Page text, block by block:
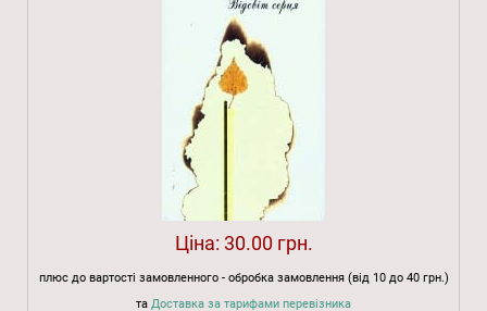
Ціна: 30.00 грн.
плюс до вартості замовленного - обробка замовлення (від 10 до 40 грн.)
та Доставка за тарифами перевізника